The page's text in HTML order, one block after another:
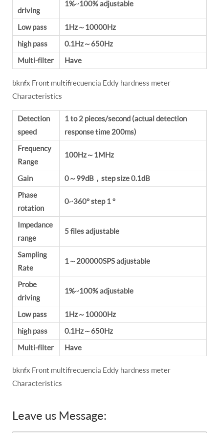
driving
1%~100% adjustable
Low pass
1Hz～10000Hz
high pass
0.1Hz～650Hz
Multi-filter
Have
bknfx Front multifrecuencia Eddy hardness meter
Characteristics
Detection
speed
1 to 2 pieces/second (actual detection
response time 200ms)
Frequency
Range
100Hz～1MHz
Gain
0～99dB，step size 0.1dB
Phase
rotation
0~360° step 1 °
Impedance
range
5 files adjustable
Sampling
Rate
1～200000SPS adjustable
Probe
driving
1%~100% adjustable
Low pass
1Hz～10000Hz
high pass
0.1Hz～650Hz
Multi-filter
Have
bknfx Front multifrecuencia Eddy hardness meter
Characteristics
Leave us Message: